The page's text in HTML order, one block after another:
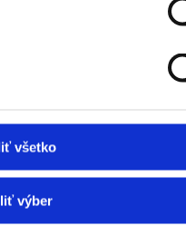
všetko
výber
tudatában
számára